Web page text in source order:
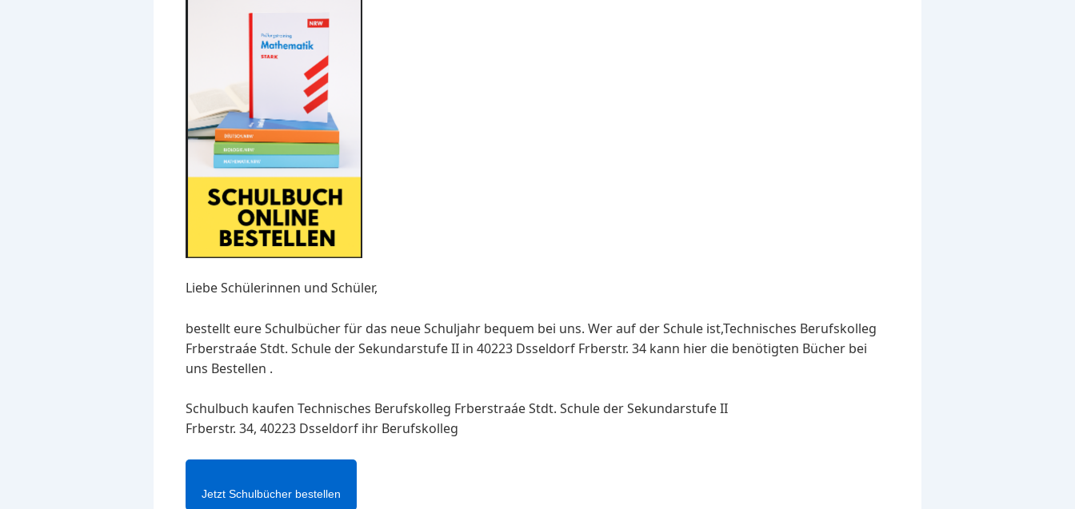
Liebe Schülerinnen und Schüler,
bestellt eure Schulbücher für das neue Schuljahr bequem bei uns. Wer auf der Schule ist,Technisches Berufskolleg
Frberstraáe Stdt. Schule der Sekundarstufe II in 40223 Dsseldorf Frberstr. 34 kann hier die benötigten Bücher bei
uns Bestellen .
Schulbuch kaufen Technisches Berufskolleg Frberstraáe Stdt. Schule der Sekundarstufe II
Frberstr. 34, 40223 Dsseldorf ihr Berufskolleg
Jetzt Schulbücher bestellen